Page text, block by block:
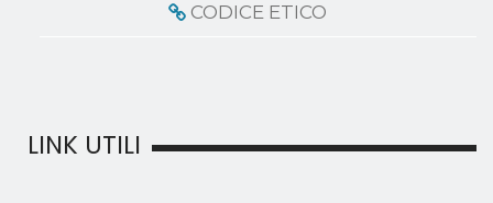
CODICE ETICO
LINK UTILI